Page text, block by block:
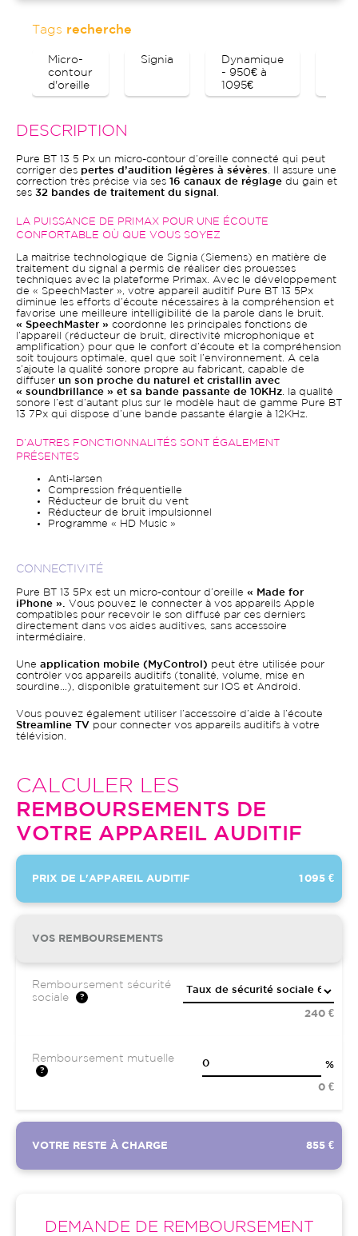
Tags recherche
Micro-
contour
d'oreille
Signia
Dynamique
- 950€ à
1095€
DESCRIPTION
Pure BT 13 5 Px un micro-contour d’oreille connecté qui peut
corriger des pertes d’audition légères à sévères . Il assure une
correction très précise via ses 16 canaux de réglage du gain et
ses 32 bandes de traitement du signal
LA PUISSANCE DE PRIMAX POUR UNE ÉCOUTE
CONFORTABLE OÙ QUE VOUS SOYEZ
La maitrise technologique de Signia (Siemens) en matière de
traitement du signal a permis de réaliser des prouesses
techniques avec la plateforme Primax. Avec le développement
de « SpeechMaster », votre appareil auditif Pure BT 13 5Px
diminue les efforts d’écoute nécessaires à la compréhension et
favorise une meilleure intelligibilité de la parole dans le bruit.
« SpeechMaster » coordonne les principales fonctions de
l’appareil (réducteur de bruit, directivité microphonique et
amplification) pour que le confort d’écoute et la compréhension
soit toujours optimale, quel que soit l’environnement. A cela
s’ajoute la qualité sonore propre au fabricant, capable de
diffuser un son proche du naturel et cristallin avec
« soundbrillance » et sa bande passante de 10KHz . la qualité
sonore l’est d’autant plus sur le modèle haut de gamme Pure BT
13 7Px qui dispose d’une bande passante élargie à 12KHz.
D’AUTRES FONCTIONNALITÉS SONT ÉGALEMENT
PRÉSENTES
Anti-larsen
Compression fréquentielle
Réducteur de bruit du vent
Réducteur de bruit impulsionnel
Programme « HD Music »
CONNECTIVITÉ
Pure BT 13 5Px est un micro-contour d’oreille « Made for
iPhone ».
Vous pouvez le connecter à vos appareils Apple
compatibles pour recevoir le son diffusé par ces derniers
directement dans vos aides auditives, sans accessoire
intermédiaire.
Une application mobile (MyControl) peut être utilisée pour
contrôler vos appareils auditifs (tonalité, volume, mise en
sourdine…), disponible gratuitement sur IOS et Android.
Vous pouvez également utiliser l’accessoire d’aide à l’écoute
Streamline TV pour connecter vos appareils auditifs à votre
télévision.
CALCULER LES
REMBOURSEMENTS DE
VOTRE APPAREIL AUDITIF
PRIX DE L'APPAREIL AUDITIF 1 095 €
VOS REMBOURSEMENTS
Remboursement sécurité
sociale
240 €
Remboursement mutuelle
%
0 €
VOTRE RESTE À CHARGE 855 €
DEMANDE DE REMBOURSEMENT